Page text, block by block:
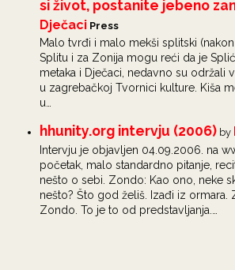
si život, postanite jebeno
Dječaci Press
Malo tvrđi i malo mekši splitski
Splitu i za Zonija mogu reći da je
metaka i Dječaci, nedavno su održali
u zagrebačkoj Tvornici kulture. Kiša
u…
hhunity.org intervju (2006) by
Intervju je objavljen 04.09.2006. na
početak, malo standardno pitanje,
nešto o sebi. Zondo: Kao ono, neke
nešto? Što god želiš. Izađi iz ormara.
Zondo. To je to od predstavljanja.…